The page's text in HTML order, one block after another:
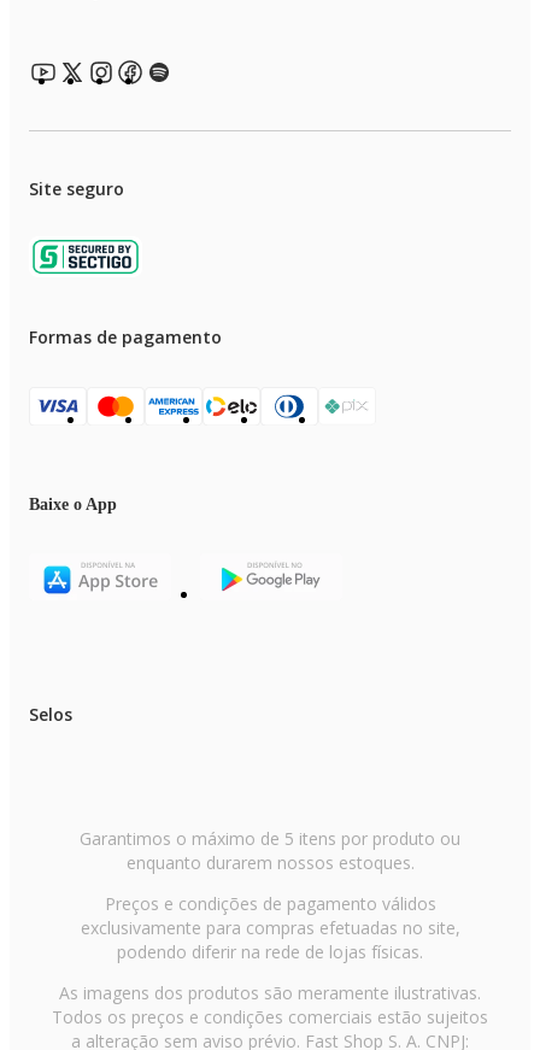
luminosidade.
UM ANO DE GARANTIA MONDIAL: A Mondial é a escolha de milhões
de consumidores. Mondial, a escolha inteligente!
Site seguro
Formas de pagamento
Baixe o App
Selos
Garantimos o máximo de 5 itens por produto ou
enquanto durarem nossos estoques.
Preços e condições de pagamento válidos
exclusivamente para compras efetuadas no site,
podendo diferir na rede de lojas físicas.
As imagens dos produtos são meramente ilustrativas.
Todos os preços e condições comerciais estão sujeitos
a alteração sem aviso prévio. Fast Shop S. A. CNPJ: